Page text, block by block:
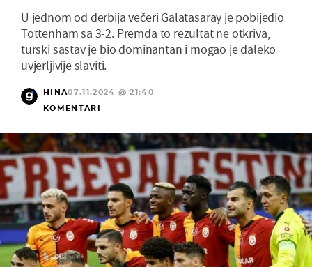
U jednom od derbija večeri Galatasaray je pobijedio
Tottenham sa 3-2. Premda to rezultat ne otkriva,
turski sastav je bio dominantan i mogao je daleko
uvjerljivije slaviti.
HINA07.11.2024 @ 21:40
KOMENTARI